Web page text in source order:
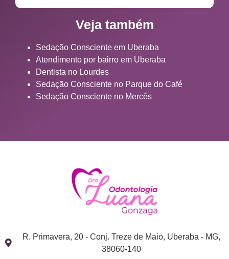
Veja também
Sedação Consciente em Uberaba
Atendimento por bairro em Uberaba
Dentista no Lourdes
Sedação Consciente no Parque do Café
Sedação Consciente no Mercês
R. Primavera, 20 - Conj. Treze de Maio, Uberaba - MG,
38060-140